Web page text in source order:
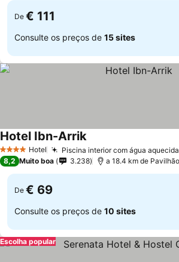
De € 111
Consulte os preços de 15 sites
4 EstrelasHotel Piscina interior com água aquecida
Hotel Ibn-Arrik
8,2 Muito boa 3.238
De € 69
Consulte os preços de 10 sites
Escolha popular